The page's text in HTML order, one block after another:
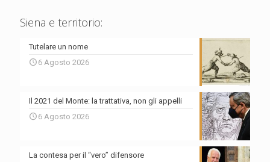
Siena e territorio:
Tutelare un nome
6 Agosto 2026
Il 2021 del Monte: la trattativa, non gli appelli
6 Agosto 2026
La contesa per il “vero” difensore